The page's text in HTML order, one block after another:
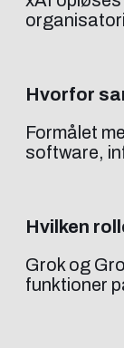
Hvorfor
Formålet
software,
Hvilken
Grok og
funktioner